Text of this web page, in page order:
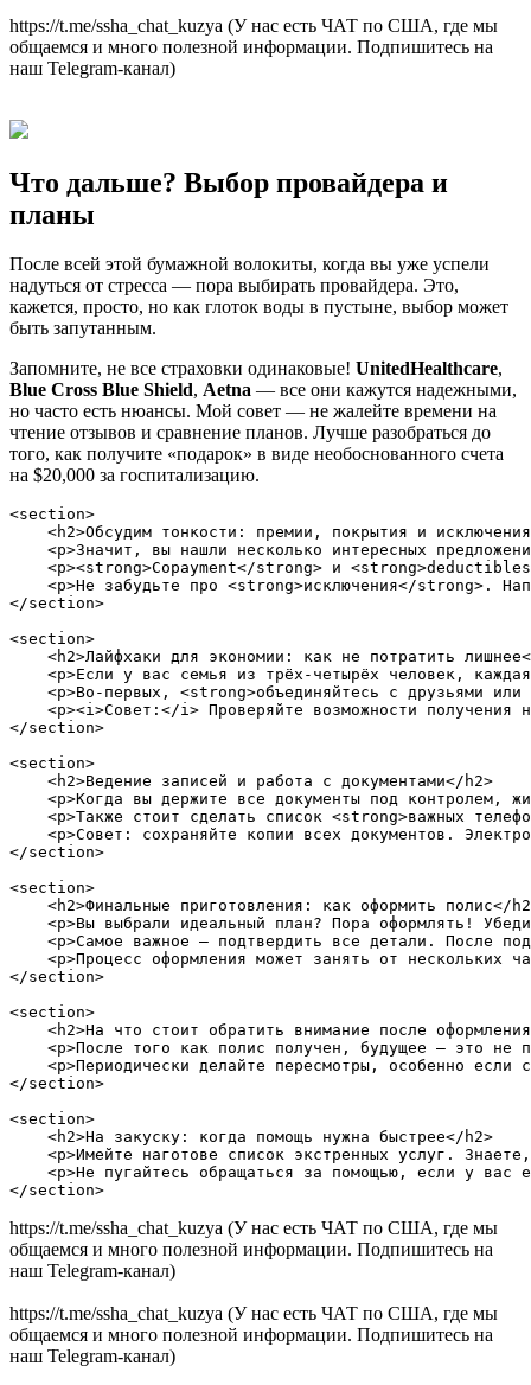
https://t.me/ssha_chat_kuzya (У нас есть ЧАТ по США, где мы
общаемся и много полезной информации. Подпишитесь на
наш Telegram-канал)
Что дальше? Выбор провайдера и
планы
После всей этой бумажной волокиты, когда вы уже успели
надуться от стресса — пора выбирать провайдера. Это,
кажется, просто, но как глоток воды в пустыне, выбор может
быть запутанным.
Запомните, не все страховки одинаковые! UnitedHealthcare,
Blue Cross Blue Shield, Aetna — все они кажутся надежными,
но часто есть нюансы. Мой совет — не жалейте времени на
чтение отзывов и сравнение планов. Лучше разобраться до
того, как получите «подарок» в виде необоснованного счета
на $20,000 за госпитализацию.
<section>
<h2>Обсудим тонкости: премии, покрытия и
<p>Значит, вы нашли несколько интересных
<p><strong>Copayment</strong> и
<p>Не забудьте про <strong>исключения</strong>.
</section>
<section>
<h2>Лайфхаки для экономии: как не потратить
<p>Если у вас семья из трёх-четырёх человек,
<p>Во-первых, <strong>объединяйтесь с друзьями
<p><i>Совет:</i> Проверяйте возможности получения
</section>
<section>
    <h2>Ведение записей и работа с документами</h2>
<p>Когда вы держите все документы под контролем,
<p>Также стоит сделать список <strong>важных
<p>Совет: сохраняйте копии всех документов.
</section>
<section>
<h2>Финальные приготовления: как оформить полис</
<p>Вы выбрали идеальный план? Пора оформлять!
<p>Самое важное — подтвердить все детали. После
<p>Процесс оформления может занять от нескольких
</section>
<section>
<h2>На что стоит обратить внимание после
<p>После того как полис получен, будущее — это не
<p>Периодически делайте пересмотры, особенно если
</section>
<section>
    <h2>На закуску: когда помощь нужна быстрее</h2>
<p>Имейте наготове список экстренных услуг.
<p>Не пугайтесь обращаться за помощью, если у вас
https://t.me/ssha_chat_kuzya (У нас есть ЧАТ по США, где мы
общаемся и много полезной информации. Подпишитесь на
наш Telegram-канал)
https://t.me/ssha_chat_kuzya (У нас есть ЧАТ по США, где мы
общаемся и много полезной информации. Подпишитесь на
наш Telegram-канал)